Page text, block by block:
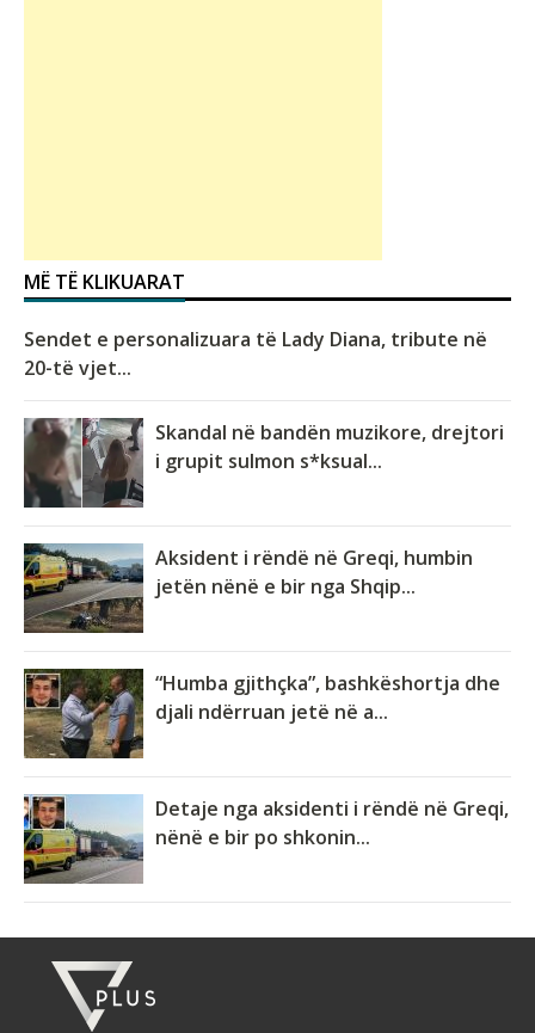
MË TË KLIKUARAT
Sendet e personalizuara të Lady Diana, tribute në
20-të vjet...
Skandal në bandën muzikore, drejtori
i grupit sulmon s*ksual...
Aksident i rëndë në Greqi, humbin
jetën nënë e bir nga Shqip...
“Humba gjithçka”, bashkëshortja dhe
djali ndërruan jetë në a...
Detaje nga aksidenti i rëndë në Greqi,
nënë e bir po shkonin...